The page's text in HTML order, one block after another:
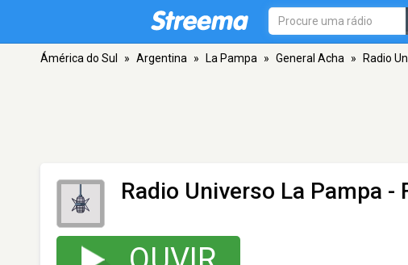
Ámérica do Sul » Argentina » La Pampa » General Acha » Radio
Radio Universo La Pampa -